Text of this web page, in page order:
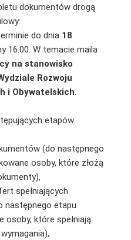
dokumentów drogą
do dnia 18
16.00. W temacie maila
na stanowisko
Rozwoju
i Obywatelskich.
etapów:
(do następnego
osoby, które złożą
spełniających
następnego etapu
osoby, które spełniają